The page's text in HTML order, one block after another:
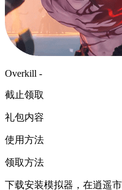
Overkill -
截止领取
礼包内容
使用方法
领取方法
下载安装模拟器，在逍遥